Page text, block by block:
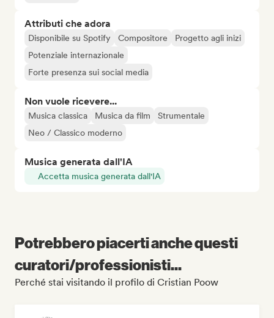
Attributi che adora
Disponibile su Spotify Compositore
Progetto agli inizi
Potenziale internazionale
Forte presenza sui social media
Non vuole ricevere...
Musica classica Musica da film
Strumentale
Neo / Classico moderno
Musica generata dall'IA
Accetta musica generata dall'IA
Potrebbero piacerti anche questi
curatori/professionisti...
Perché stai visitando il profilo di Cristian Poow